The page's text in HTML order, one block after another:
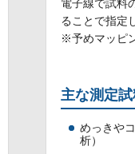
電子線で試料
ることで指定
※予めマッピ
主な測定
めっきや
析）